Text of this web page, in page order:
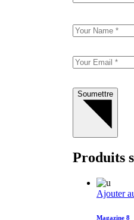
Soumettre
Produits
Ajouter
Magazine 8